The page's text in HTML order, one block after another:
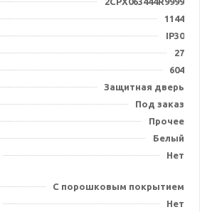
1144
IP30
27
604
Защитная дверь
Под заказ
Прочее
Белый
Нет
С порошковым покрытием
Нет